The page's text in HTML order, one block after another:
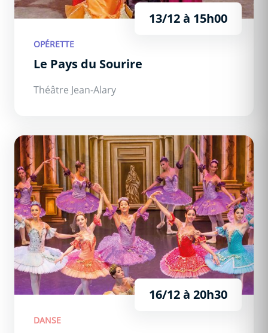
13/12 à 15h00
OPÉRETTE
Le Pays du Sourire
Théâtre Jean-Alary
La Belle Au Bois Dormant
16/12 à 20h30
DANSE